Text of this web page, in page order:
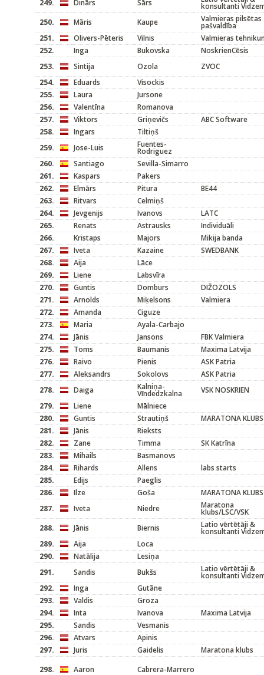
249.
Dinārs Sārs
konsultanti
250.
Māris Kaupe Valmieras pilsētas
pašvaldība
251.
Olivers-Pēteris Vilnis
Valmieras
252.
Inga Bukovska
NoskrienCēsis
253.
Sintija Ozola
ZVOC
254.
Eduards
Visockis
255.
Laura
Jursone
256.
Valentīna
Romanova
257.
Viktors Griņevičs
ABC Software
258.
Ingars
Tiltiņš
259.
Jose-Luis Fuentes-
Rodriguez
260.
Santiago
Sevilla-Simarro
261.
Kaspars
Pakers
262.
Elmārs Pitura
BE44
263.
Ritvars
Celmiņš
264.
Jevgenijs Ivanovs
LATC
265.
Renats Astrausks
Individuāli
266.
Kristaps Majors
Mikija banda
267.
Iveta Kazaine
SWEDBANK
268.
Aija
Lāce
269.
Liene
Labsvīra
270.
Guntis Domburs
DIŽOZOLS
271.
Arnolds Miķelsons
Valmiera
272.
Amanda
Ciguze
273.
Maria
Ayala-Carbajo
274.
Jānis Jansons
FBK Valmiera
275.
Toms Baumanis
Maxima Latvija
276.
Raivo Pienis
ASK Patria
277.
Aleksandrs Sokolovs
ASK Patria
278.
Daiga Kalniņa-
Vīndedzkalna
VSK NOSKRIEN
279.
Liene
Mālniece
280.
Guntis Strautiņš
MARATONA KLUBS
281.
Jānis
Rieksts
282.
Zane Timma
SK Katrīna
283.
Mihails
Basmanovs
284.
Rihards Allens
labs starts
285.
Edijs
Paeglis
286.
Ilze Goša
MARATONA KLUBS
287.
Iveta Niedre Maratona
klubs/LSC/VSK
288.
Jānis Biernis Latio vērtētāji &
konsultanti
289.
Aija
Loca
290.
Natālija
Lesiņa
291.
Sandis Bukšs Latio vērtētāji &
konsultanti
292.
Inga
Gutāne
293.
Valdis
Groza
294.
Inta Ivanova
Maxima Latvija
295.
Sandis
Vesmanis
296.
Atvars
Apinis
297.
Juris Gaidelis
Maratona klubs
298.
Aaron Cabrera-Marrero